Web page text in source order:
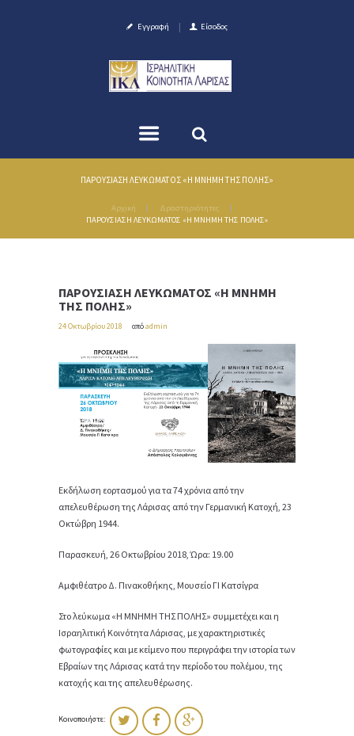
Εγγραφή Είσοδος
ΠΑΡΟΥΣΙΑΣΗ ΛΕΥΚΩΜΑΤΟΣ «Η ΜΝΗΜΗ ΤΗΣ ΠΟΛΗΣ»
Αρχική
Δραστηριότητες
ΠΑΡΟΥΣΙΑΣΗ ΛΕΥΚΩΜΑΤΟΣ «Η ΜΝΗΜΗ ΤΗΣ ΠΟΛΗΣ»
ΠΑΡΟΥΣΙΑΣΗ ΛΕΥΚΩΜΑΤΟΣ «Η ΜΝΗΜΗ
ΤΗΣ ΠΟΛΗΣ»
24 Οκτωβρίου 2018 απόadmin
Εκδήλωση εορτασμού για τα 74 χρόνια από την
απελευθέρωση της Λάρισας από την Γερμανική Κατοχή, 23
Οκτώβρη 1944.
Παρασκευή, 26 Οκτωβρίου 2018, Ώρα: 19.00
Αμφιθέατρο Δ. Πινακοθήκης, Μουσείο ΓΙ Κατσίγρα
Στο λεύκωμα «Η ΜΝΗΜΗ ΤΗΣ ΠΟΛΗΣ» συμμετέχει και η
Ισραηλιτική Κοινότητα Λάρισας, με χαρακτηριστικές
φωτογραφίες και με κείμενο που περιγράφει την ιστορία των
Εβραίων της Λάρισας κατά την περίοδο του πολέμου, της
κατοχής και της απελευθέρωσης.
Κοινοποιήστε: